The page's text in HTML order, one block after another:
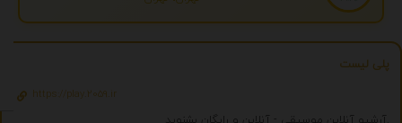
پلی لیست
https://play.2059.ir